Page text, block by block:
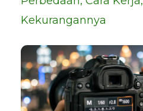
Kekurangannya